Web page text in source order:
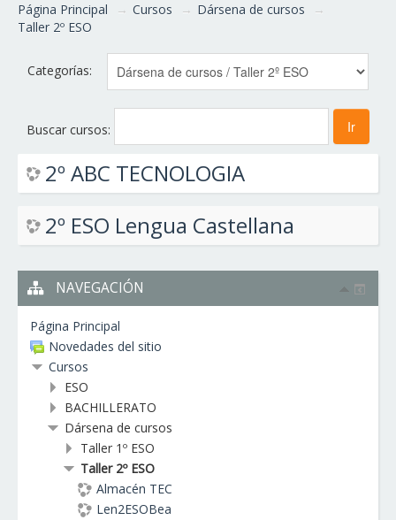
Página Principal → Cursos → Dársena de cursos
→
Taller 2º ESO
Categorías:
Buscar cursos:
2º ABC TECNOLOGIA
2º ESO Lengua Castellana
NAVEGACIÓN
Página Principal
Novedades del sitio
Cursos
ESO
BACHILLERATO
Dársena de cursos
Taller 1º ESO
Taller 2º ESO
Almacén TEC
Len2ESOBea